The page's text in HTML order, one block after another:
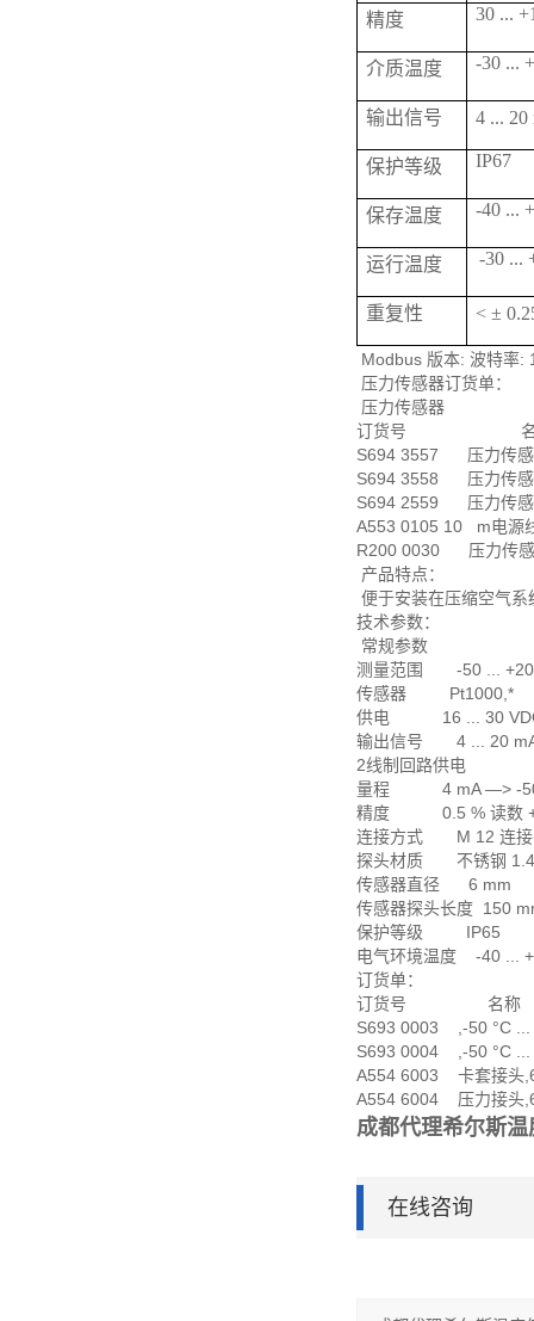
精度 30 ...
介质温度 -30 ...
输出信号 4 ...
保护等级 IP67
保存温度 -40 ...
运行温度 -30 ...
重复性 < ±
Modbus 版本: 波特率:
压力传感器订货单：
压力传感器
订货号 名
S694 3557 压力传感
S694 3558 压力传感
S694 2559 压力传感
A553 0105 10 m电源
R200 0030 压力传感
产品特点：
便于安装在压缩空气
技术参数：
常规参数
测量范围 -50 ...
传感器 Pt1000,*
供电 16 ... 30
输出信号 4 ... 20
2线制回路供电
量程 4 mA —> -50
精度 0.5 % 读数 +
连接方式 M 12 连接
探头材质 不锈钢
传感器直径 6 mm
传感器探头长度 150
保护等级 IP65
电气环境温度 -40 ...
订货单：
订货号 名称
S693 0003 ,-50 °C ...
S693 0004 ,-50 °C ...
A554 6003 卡套接头
A554 6004 压力接头
成都代理希尔斯
在线咨询